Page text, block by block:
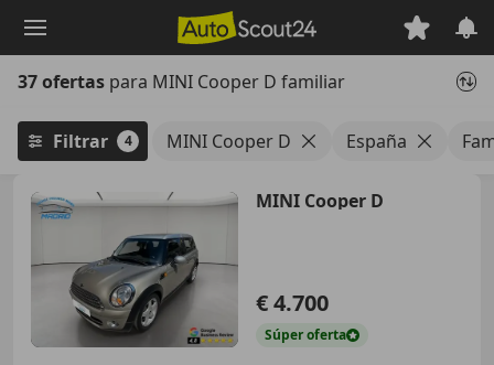
principal
37 ofertas para MINI Cooper D familiar
Filtrar 4 MINI Cooper D España
MINI Cooper D
€ 4.700
Súperoferta